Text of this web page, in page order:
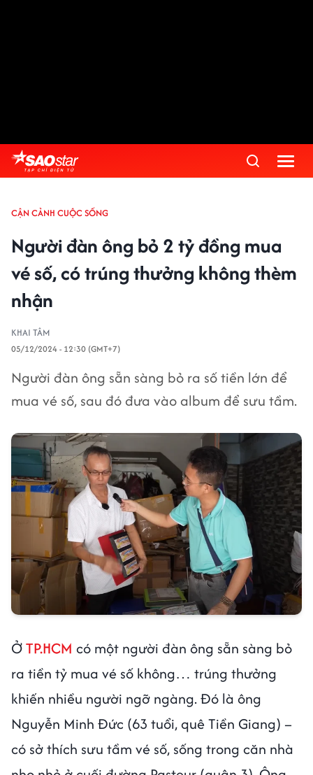
CẬN CẢNH CUỘC SỐNG
Người đàn ông bỏ 2 tỷ đồng mua
vé số, có trúng thưởng không thèm
nhận
KHAI TÂM
05/12/2024 - 12:30 (GMT+7)
Người đàn ông sẵn sàng bỏ ra số tiền lớn để
mua vé số, sau đó đưa vào album để sưu tầm.
ỞTP.HCM có một người đàn ông sẵn sàng bỏ
ra tiền tỷ mua vé số không… trúng thưởng
khiến nhiều người ngỡ ngàng. Đó là ông
Nguyễn Minh Đức (63 tuổi, quê Tiền Giang) –
có sở thích sưu tầm vé số, sống trong căn nhà